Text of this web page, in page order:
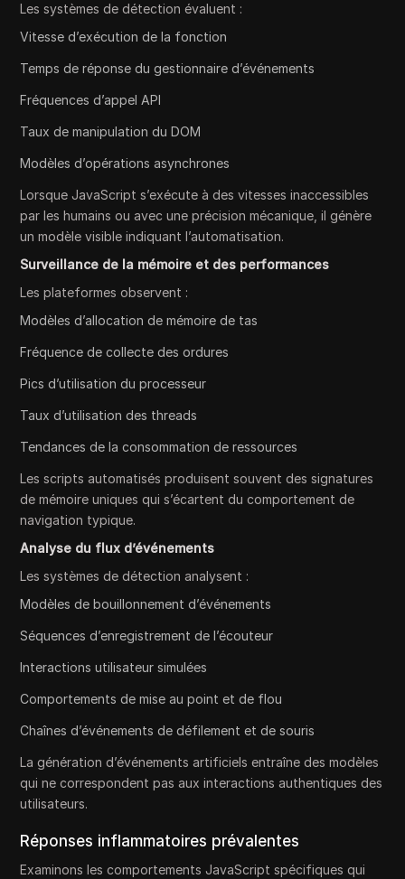
Les systèmes de détection évaluent :
Vitesse d’exécution de la fonction
Temps de réponse du gestionnaire d’événements
Fréquences d’appel API
Taux de manipulation du DOM
Modèles d’opérations asynchrones
Lorsque JavaScript s’exécute à des vitesses inaccessibles
par les humains ou avec une précision mécanique, il génère
un modèle visible indiquant l’automatisation.
Surveillance de la mémoire et des performances
Les plateformes observent :
Modèles d’allocation de mémoire de tas
Fréquence de collecte des ordures
Pics d’utilisation du processeur
Taux d’utilisation des threads
Tendances de la consommation de ressources
Les scripts automatisés produisent souvent des signatures
de mémoire uniques qui s’écartent du comportement de
navigation typique.
Analyse du flux d’événements
Les systèmes de détection analysent :
Modèles de bouillonnement d’événements
Séquences d’enregistrement de l’écouteur
Interactions utilisateur simulées
Comportements de mise au point et de flou
Chaînes d’événements de défilement et de souris
La génération d’événements artificiels entraîne des modèles
qui ne correspondent pas aux interactions authentiques des
utilisateurs.
Réponses inflammatoires prévalentes
Examinons les comportements JavaScript spécifiques qui